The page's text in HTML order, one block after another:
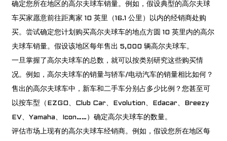
确定您所在地区的高尔夫球车销量。例如，假设典型的高尔夫球
车买家愿意前往距离家 10 英里（16.1 公里）以内的经销商处购
买。尝试确定您计划购买高尔夫球车的地点方圆 10 英里内的高尔
夫球车销量。假设该地区每年售出 5,000 辆高尔夫球车。
一旦掌握了高尔夫球车的总数，就可以按类别研究这些购买情
况。例如，高尔夫球车的销量与轿车/电动汽车的销量相比如何？
售出的高尔夫球车中，新车和二手车分别占多少比例？您甚至可
以按车型（EZGO、Club Car、Evolution、Edacar、Breezy
EV、Yamaha、Icon……）确定高尔夫球车的数量。
评估市场上现有的高尔夫球车经销商。例如，假设您所在地区每